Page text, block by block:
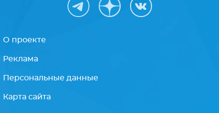
О проекте
Реклама
Персональные данные
Карта сайта